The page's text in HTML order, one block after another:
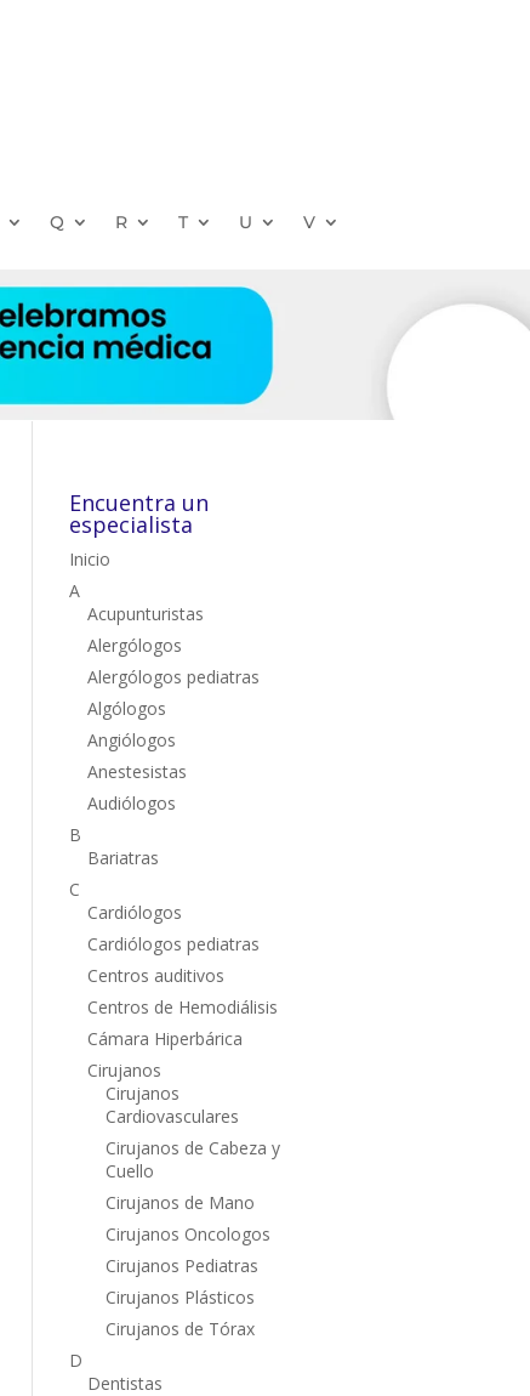
Q R T U V
Encuentra un
especialista
Inicio
A
Acupunturistas
Alergólogos
Alergólogos pediatras
Algólogos
Angiólogos
Anestesistas
Audiólogos
B
Bariatras
C
Cardiólogos
Cardiólogos pediatras
Centros auditivos
Centros de Hemodiálisis
Cámara Hiperbárica
Cirujanos
Cirujanos
Cardiovasculares
Cirujanos de Cabeza y
Cuello
Cirujanos de Mano
Cirujanos Oncologos
Cirujanos Pediatras
Cirujanos Plásticos
Cirujanos de Tórax
D
Dentistas